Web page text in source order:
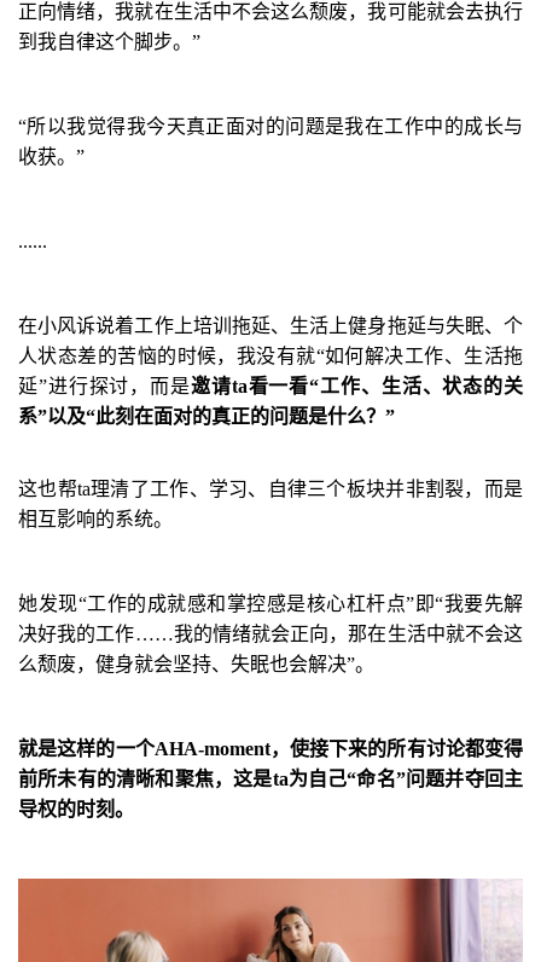
正向情绪，我就在生活中不会这么颓废，我可能就会去执行
到我自律这个脚步。 ”
“所以我觉得我今天真正面对的问题是我在工作中的成长与
收获。”
......
在小风诉说着工作上培训拖延、生活上健身拖延与失眠、个
人状态差的苦恼的时候，我没有就“如何解决工作、生活拖
延”进行探讨，而是邀请ta看一看“工作、生活、状态的关
系”以及“此刻在面对的真正的问题是什么？ ”
这也帮ta理清了工作、学习、自律三个板块并非割裂，而是
相互影响的系统。
她发现“工作的成就感和掌控感是核心杠杆点”即“我要先解
决好我的工作……我的情绪就会正向，那在生活中就不会这
么颓废，健身就会坚持、失眠也会解决”。
就是这样的一个AHA-moment，使接下来的所有讨论都变得
前所未有的清晰和聚焦，这是ta为自己“命名”问题并夺回主
导权的时刻。